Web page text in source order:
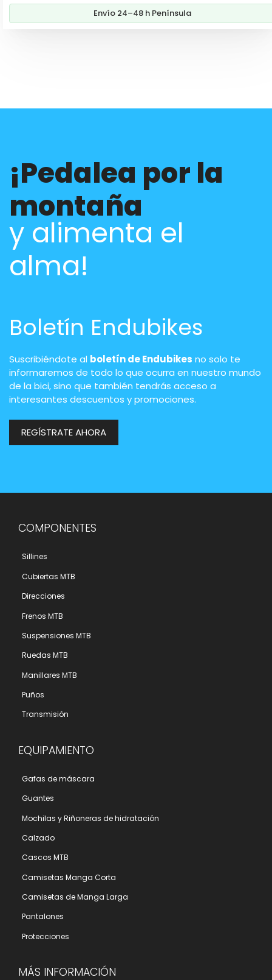
Envío 24–48 h Península
¡Pedalea por la
montaña
y alimenta el
alma!
Boletín Endubikes
Suscribiéndote al boletín de Endubikes no solo te
informaremos de todo lo que ocurra en nuestro mundo
de la bici, sino que también tendrás acceso a
interesantes descuentos y promociones.
REGÍSTRATE AHORA
COMPONENTES
Sillines
Cubiertas MTB
Direcciones
Frenos MTB
Suspensiones MTB
Ruedas MTB
Manillares MTB
Puños
Transmisión
EQUIPAMIENTO
Gafas de máscara
Guantes
Mochilas y Riñoneras de hidratación
Calzado
Cascos MTB
Camisetas Manga Corta
Camisetas de Manga Larga
Pantalones
Protecciones
MÁS INFORMACIÓN